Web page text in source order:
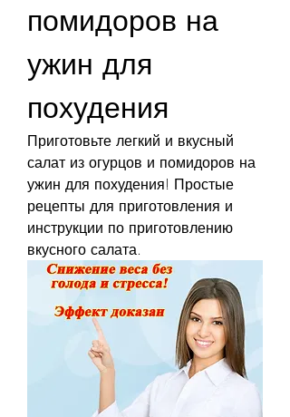
помидоров на
ужин для
похудения
Приготовьте легкий и вкусный
салат из огурцов и помидоров на
ужин для похудения! Простые
рецепты для приготовления и
инструкции по приготовлению
вкусного салата.